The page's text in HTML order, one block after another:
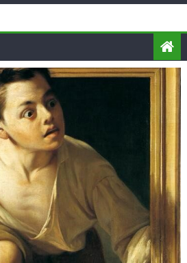
للمواجهة
ناشطة أمريكية يهودية تدعو الدول العربية
أيّ تحدّيات يواجهها حزب الله؟